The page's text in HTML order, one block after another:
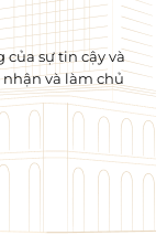
sự tin cậy và
và làm chủ